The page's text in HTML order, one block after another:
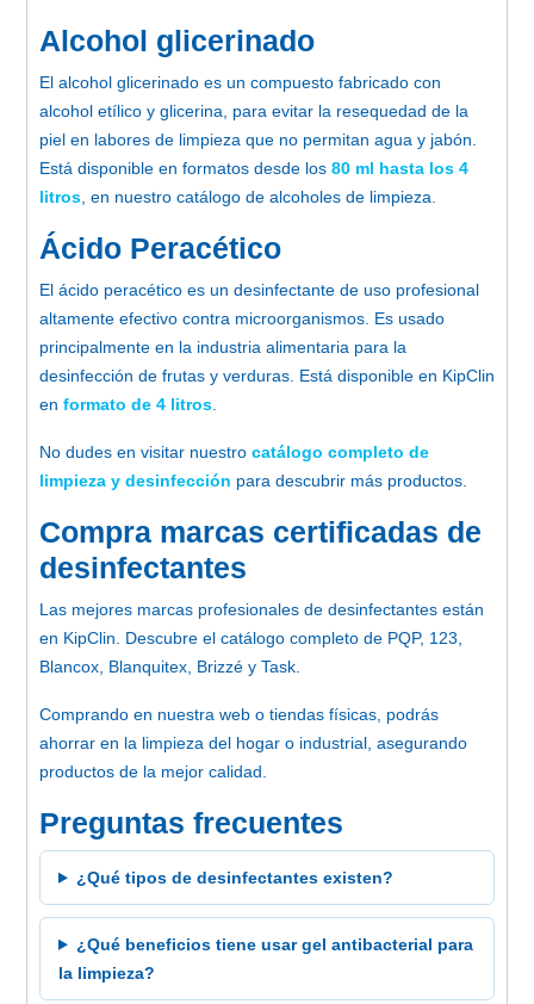
Alcohol glicerinado
El alcohol glicerinado es un compuesto fabricado con
alcohol etílico y glicerina, para evitar la resequedad de la
piel en labores de limpieza que no permitan agua y jabón.
Está disponible en formatos desde los 80 ml hasta los 4
litros , en nuestro catálogo de alcoholes de limpieza.
Ácido Peracético
El ácido peracético es un desinfectante de uso profesional
altamente efectivo contra microorganismos. Es usado
principalmente en la industria alimentaria para la
desinfección de frutas y verduras. Está disponible en KipClin
en formato de 4 litros
No dudes en visitar nuestro catálogo completo de
limpieza y desinfección para descubrir más productos.
Compra marcas certificadas de
desinfectantes
Las mejores marcas profesionales de desinfectantes están
en KipClin. Descubre el catálogo completo de PQP, 123,
Blancox, Blanquitex, Brizzé y Task.
Comprando en nuestra web o tiendas físicas, podrás
ahorrar en la limpieza del hogar o industrial, asegurando
productos de la mejor calidad.
Preguntas frecuentes
¿Qué tipos de desinfectantes existen?
¿Qué beneficios tiene usar gel antibacterial para
la limpieza?